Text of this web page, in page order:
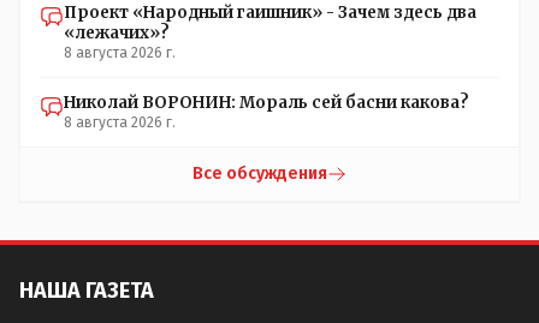
Проект «Народный гаишник» - Зачем здесь два
«лежачих»?
8 августа 2026 г.
Николай ВОРОНИН: Мораль сей басни какова?
8 августа 2026 г.
Все обсуждения
НАША ГАЗЕТА